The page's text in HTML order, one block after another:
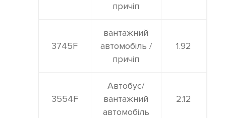
причіп
3745F
вантажний
автомобіль /
причіп
1.92
3554F
Автобус/
вантажний
автомобіль
2.12